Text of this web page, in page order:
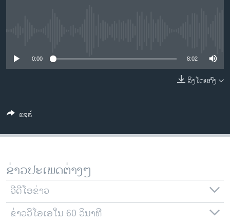
ຊີວິດຊາວລາວ
ທຸລະກິດ
ພາສາອັງກິດ
ສຽງ
ລາຍການກະຈາຍສຽງ
ລາຍງານ
ຕິດຕາມພວກເຮົາ ທີ່
0:00 8:02
ລິງໂດຍກົງ
ແຊຣ໌
ຂ່າວປະເພດຕ່າງໆ
ວີດີໂອຂ່າວ
ຂ່າວວີໂອເອໃນ 60 ວິນາທີ